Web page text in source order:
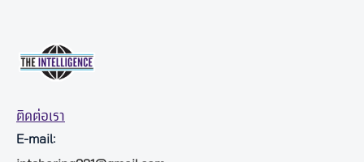
ติดต่อเรา
E-mail: